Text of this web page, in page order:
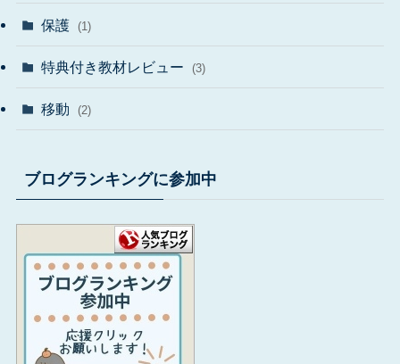
保護 (1)
特典付き教材レビュー (3)
移動 (2)
ブログランキングに参加中